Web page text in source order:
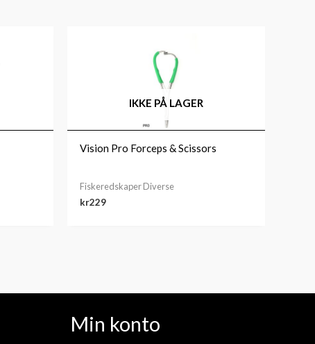
IKKE PÅ LAGER
Vision Pro Forceps & Scissors
Fiskeredskaper Diverse
kr229
Min konto